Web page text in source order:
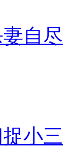
自尽
小三